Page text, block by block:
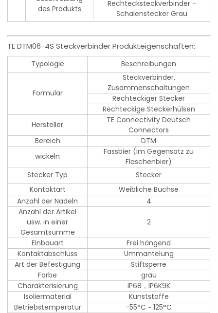
des Produkts
Rechtecksteckverbinder -
Schalenstecker Grau
TE DTM06-4S Steckverbinder Produkteigenschaften:
Typologie Beschreibungen
Formular
Steckverbinder,
Zusammenschaltungen
Rechteckiger Stecker
Rechteckige Steckerhülsen
Hersteller
TE Connectivity Deutsch
Connectors
Bereich
DTM
wickeln
Fassbier (im Gegensatz zu
Flaschenbier)
Stecker Typ
Stecker
Kontaktart
Weibliche Buchse
Anzahl der Nadeln
4
Anzahl der Artikel
usw. in einer
Gesamtsumme
2
Einbauart
Frei hängend
Kontaktabschluss
Ummantelung
Art der Befestigung
Stiftsperre
Farbe
grau
Charakterisierung
IP68，IP6K9K
Isoliermaterial
Kunststoffe
Betriebstemperatur
-55°C ~ 125°C